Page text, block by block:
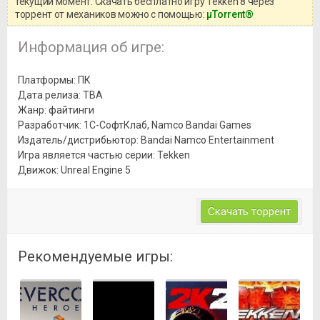
торрент от механиков можно с помощью: μTorrent®
Информация об игре:
Платформы: ПК
Дата релиза: TBA
Жанр: файтинги
Разработчик: 1С-СофтКлаб, Namco Bandai Games
Издатель/дистрибьютор: Bandai Namco Entertainment
Игра является частью серии: Tekken
Движок: Unreal Engine 5
Скачать торрент
Рекомендуемые игры: